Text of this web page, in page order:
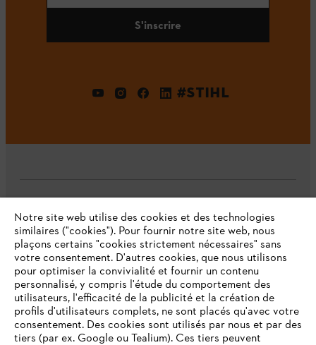
S'inscrire
#STIHL
L'Entreprise
Questions fréquentes
Service
Notre site web utilise des cookies et des technologies
similaires ("cookies"). Pour fournir notre site web, nous
plaçons certains "cookies strictement nécessaires" sans
votre consentement. D'autres cookies, que nous utilisons
pour optimiser la convivialité et fournir un contenu
personnalisé, y compris l'étude du comportement des
utilisateurs, l'efficacité de la publicité et la création de
profils d'utilisateurs complets, ne sont placés qu'avec votre
consentement. Des cookies sont utilisés par nous et par des
tiers (par ex. Google ou Tealium). Ces tiers peuvent